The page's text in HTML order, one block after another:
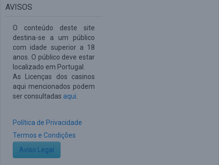
AVISOS
O conteúdo deste site
destina-se a um público
com idade superior a 18
anos. O público deve estar
localizado em Portugal.
As Licenças dos casinos
aqui mencionados podem
ser consultadas aqui
Política de Privacidade
Termos e Condições
Aviso Legal